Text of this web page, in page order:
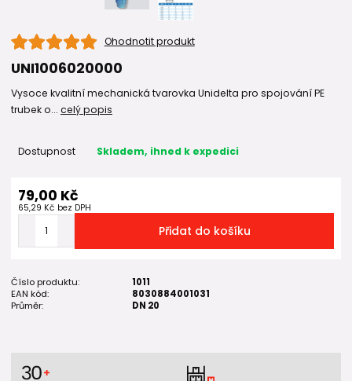
Ohodnotit produkt
UNI1006020000
Vysoce kvalitní mechanická tvarovka Unidelta pro spojování PE
trubek o... celý popis
Dostupnost Skladem, ihned k expedici
79,00 Kč
65,29 Kč bez DPH
Přidat do košíku
Číslo produktu:
1011
EAN kód:
8030884001031
Průměr:
DN 20